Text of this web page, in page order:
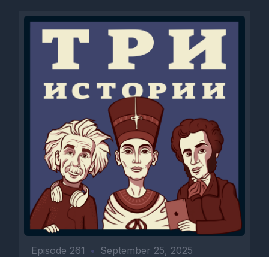
Episode 261 • September 25, 2025